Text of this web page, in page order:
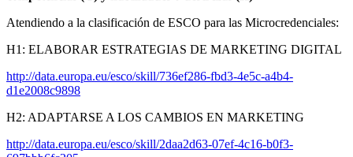
Atendiendo a la clasificación de ESCO para las Microcredenciales:
H1: ELABORAR ESTRATEGIAS DE MARKETING DIGITAL
http://data.europa.eu/esco/skill/736ef286-fbd3-4e5c-a4b4-
d1e2008c9898
H2: ADAPTARSE A LOS CAMBIOS EN MARKETING
http://data.europa.eu/esco/skill/2daa2d63-07ef-4c16-b0f3-